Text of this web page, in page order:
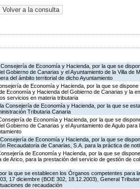
de Economía y Hacienda, por la que se
de Canarias y el Ayuntamiento de la Villa de
del ámbito territorial de dicho Ayuntamiento
de Economía y Hacienda, por la que se dispone
Economía y Hacienda del Gobierno de Canarias y la
servicios en materia tributaria
Consejería de Economía y Hacienda, por la que se
Tributaria Canaria
de Economía y Hacienda, por la que se
Gobierno de Canarias y el Ayuntamiento de Agulo
de Economía y Hacienda, por la que se
Recaudatoria de Canarias, S.A. para la práctica de
de Economía y Hacienda, por la que se
Arico, para la prestación del servicio de gestión de
la que se establecen los Órganos competentes para
17 diciembre (BOE 302, 18.12.2003), General
de recaudación